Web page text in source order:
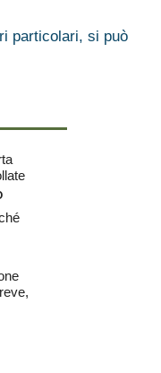
particolari, si può